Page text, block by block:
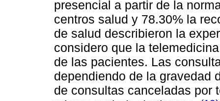
presencial a partir de la
centros salud y 78.30% la
de salud describieron la
considero que la
de las pacientes. Las
dependiendo de la gravedad
de consultas canceladas por